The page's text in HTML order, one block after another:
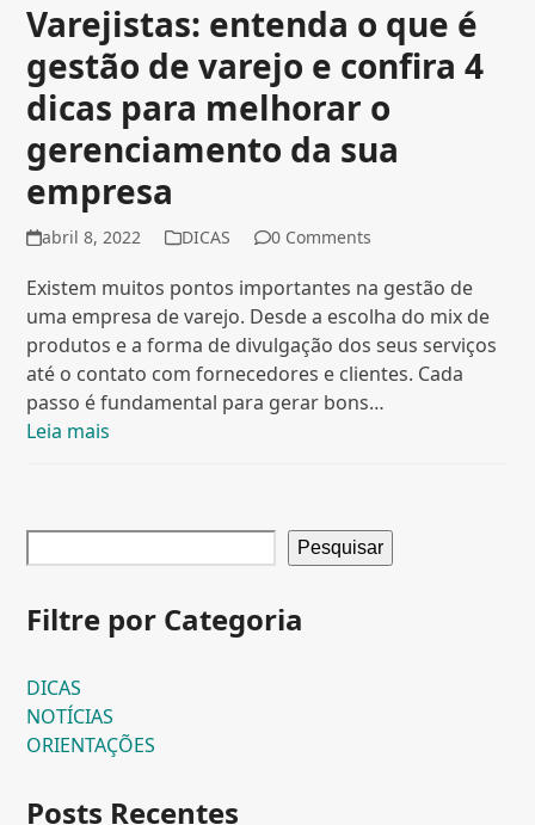
Varejistas: entenda o que é
gestão de varejo e confira 4
dicas para melhorar o
gerenciamento da sua
empresa
abril 8, 2022 DICAS 0 Comments
Existem muitos pontos importantes na gestão de
uma empresa de varejo. Desde a escolha do mix de
produtos e a forma de divulgação dos seus serviços
até o contato com fornecedores e clientes. Cada
passo é fundamental para gerar bons…
Leia mais
Pesquisar
Filtre por Categoria
DICAS
NOTÍCIAS
ORIENTAÇÕES
Posts Recentes